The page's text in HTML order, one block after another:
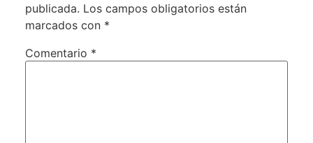
publicada. Los campos obligatorios están
marcados con *
Comentario *